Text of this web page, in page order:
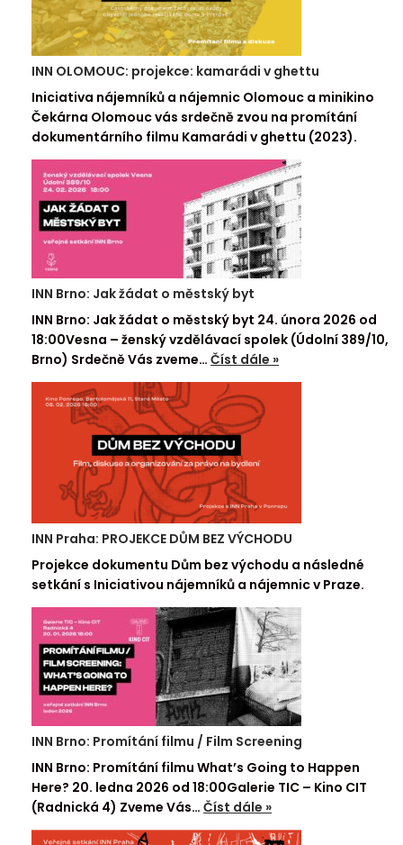
INN OLOMOUC: projekce: kamarádi v ghettu
Iniciativa nájemníků a nájemnic Olomouc a minikino
Čekárna Olomouc vás srdečně zvou na promítání
dokumentárního filmu Kamarádi v ghettu (2023).
INN Brno: Jak žádat o městský byt
INN Brno: Jak žádat o městský byt 24. února 2026 od
18:00Vesna – ženský vzdělávací spolek (Údolní 389/10,
Brno) Srdečně Vás zveme… Číst dále »
INN Praha: PROJEKCE DŮM BEZ VÝCHODU
Projekce dokumentu Dům bez východu a následné
setkání s Iniciativou nájemníků a nájemnic v Praze.
INN Brno: Promítání filmu / Film Screening
INN Brno: Promítání filmu What’s Going to Happen
Here? 20. ledna 2026 od 18:00Galerie TIC – Kino CIT
(Radnická 4) Zveme Vás… Číst dále »